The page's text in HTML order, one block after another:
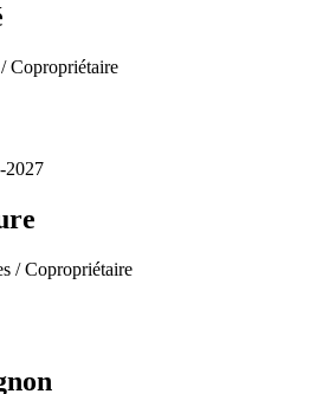
Copropriétaire
2027
/ Copropriétaire